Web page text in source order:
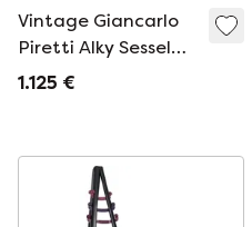
Vintage Giancarlo
Piretti Alky Sessel
Stuhl Schwarz
1.125 €